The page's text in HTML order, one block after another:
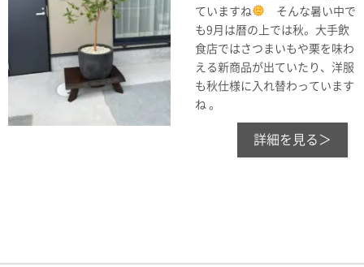
ていますね
そんな暑い中で
も9月は暦の上では秋。大手飲
食店ではさつまいもや栗を味わ
える新商品が出ていたり、洋服
も秋仕様に入れ替わっています
ね 。
詳細を見る＞